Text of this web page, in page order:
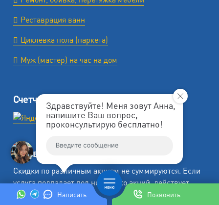
Написать Позвонить
Здравствуйте! Меня зовут Анна,
напишите Ваш вопрос,
проконсультирую бесплатно!
Реставрация ванн
Циклевка пола (паркета)
Муж (мастер) на час на дом
Счетчики
Условия суммирования скидок и акций
Скидки по различным акциям не суммируются. Если
услуга подпадает под несколько акций, действует
большая из скидок.